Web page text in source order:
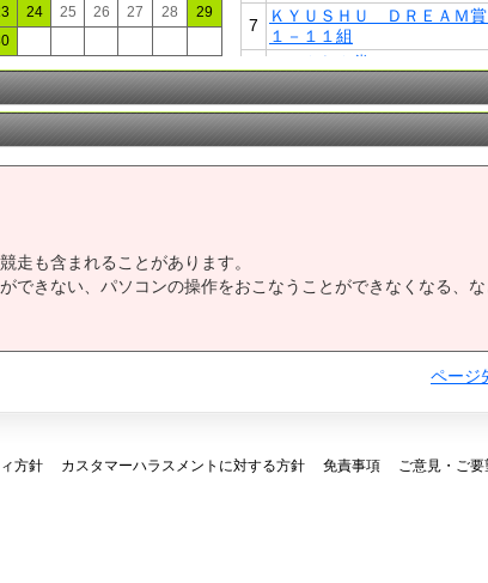
24 25 26 27 28
29
7
ＫＹＵＳＨＵ ＤＲＥＡＭ賞
１－１１組
シャクヤク賞Ａ１・Ａ２
9 芒種（ぼうしゅ）特選Ｃ２
10 ＳＡＧＡリベンジャーズ３
９組
走も含まれることがあります。
できない、パソコンの操作をおこなうことができなくなる、
ページ
方針 カスタマーハラスメントに対する方針 免責事項
ご意見・ご要